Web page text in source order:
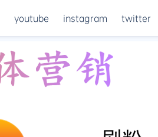
youtube instagram twitter